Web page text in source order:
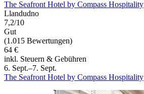
The Seafront Hotel by Compass Hospitality
Llandudno
7,2/10
Gut
(1.015 Bewertungen)
64 €
inkl. Steuern & Gebühren
6. Sept.–7. Sept.
The Seafront Hotel by Compass Hospitality